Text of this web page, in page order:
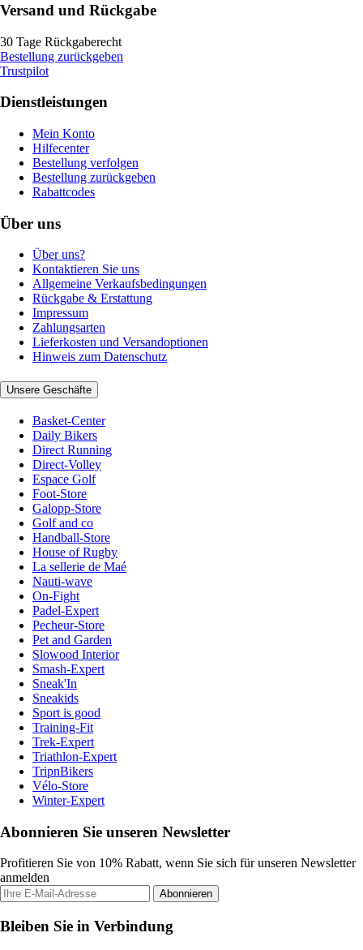
Versand und Rückgabe
30 Tage Rückgaberecht
Bestellung zurückgeben
Trustpilot
Dienstleistungen
Mein Konto
Hilfecenter
Bestellung verfolgen
Bestellung zurückgeben
Rabattcodes
Über uns
Über uns?
Kontaktieren Sie uns
Allgemeine Verkaufsbedingungen
Rückgabe & Erstattung
Impressum
Zahlungsarten
Lieferkosten und Versandoptionen
Hinweis zum Datenschutz
Unsere Geschäfte
Basket-Center
Daily Bikers
Direct Running
Direct-Volley
Espace Golf
Foot-Store
Galopp-Store
Golf and co
Handball-Store
House of Rugby
La sellerie de Maé
Nauti-wave
On-Fight
Padel-Expert
Pecheur-Store
Pet and Garden
Slowood Interior
Smash-Expert
Sneak'In
Sneakids
Sport is good
Training-Fit
Trek-Expert
Triathlon-Expert
TripnBikers
Vélo-Store
Winter-Expert
Abonnieren Sie unseren Newsletter
Profitieren Sie von 10% Rabatt, wenn Sie sich für unseren Newsletter
anmelden
Abonnieren
Bleiben Sie in Verbindung